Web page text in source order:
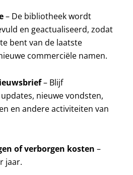
– De bibliotheek wordt
en geactualiseerd, zodat
bent van de laatste
commerciële namen.
– Blijf
nieuwe vondsten,
en andere activiteiten van
of verborgen kosten –
jaar.